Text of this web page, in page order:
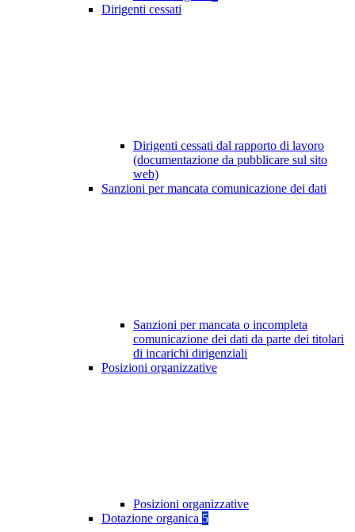
Dirigenti cessati
Dirigenti cessati dal rapporto di lavoro
(documentazione da pubblicare sul sito
web)
Sanzioni per mancata comunicazione dei dati
Sanzioni per mancata o incompleta
comunicazione dei dati da parte dei titolari
di incarichi dirigenziali
Posizioni organizzative
Posizioni organizzative
Dotazione organica 5